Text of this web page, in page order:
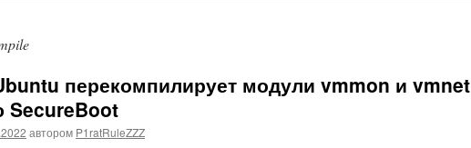
перекомпилирует модули vmmon и vmnet
автором P1ratRuleZZZ